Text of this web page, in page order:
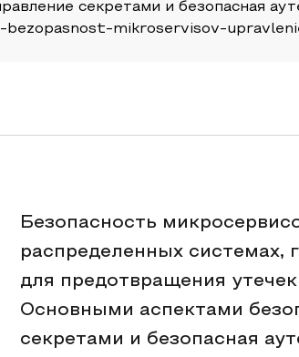
секретами и безопасная
mikroservisov-
Безопасность
распределенных системах,
для предотвращения
Основными аспектами
секретами и безопасная